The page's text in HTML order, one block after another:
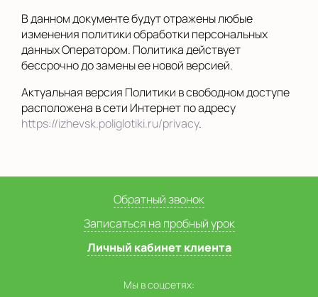
В данном документе будут отражены любые
изменения политики обработки персональных
данных Оператором. Политика действует
бессрочно до замены ее новой версией.
Актуальная версия Политики в свободном доступе
расположена в сети Интернет по адресу
https://izhevsk.poliglotiki.ru/privacy.
Обратный звонок
Записаться на пробный урок
Личный кабинет клиента
Мы в соцсетях: